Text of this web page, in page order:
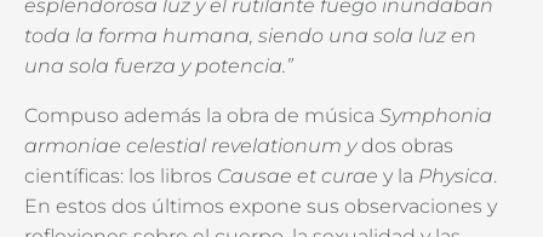
esplendorosa luz y el rutilante fuego inundaban
toda la forma humana, siendo una sola luz en
una sola fuerza y potencia.”
Compuso además la obra de música Symphonia
armoniae celestial revelationum ydos obras
científicas: los libros Causae et curae y la Physica.
En estos dos últimos expone sus observaciones y